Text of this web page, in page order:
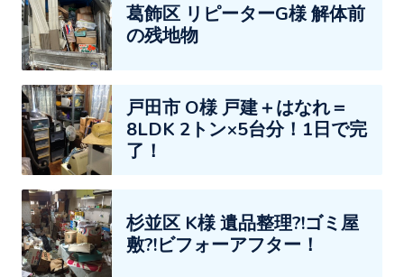
葛飾区 リピーターG様 解体前
の残地物
戸田市 O様 戸建＋はなれ＝
8LDK 2トン×5台分！1日で完
了！
杉並区 K様 遺品整理?!ゴミ屋
敷?!ビフォーアフター！